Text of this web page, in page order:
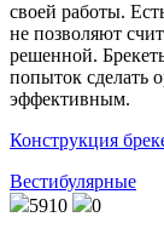
своей работы.
не позволяют
решенной.
попыток сделать
эффективным.
Конструкция
Вестибулярные
5910
0